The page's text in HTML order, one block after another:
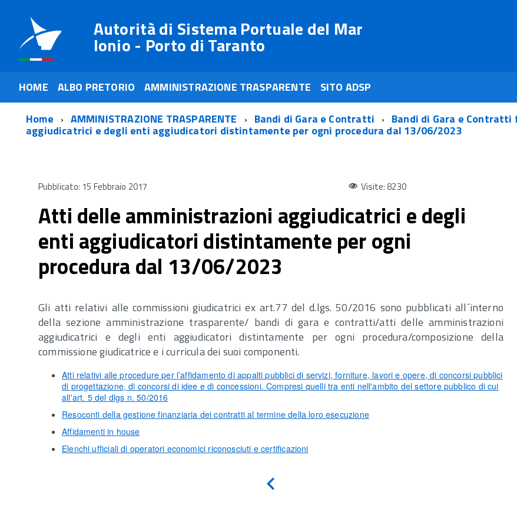
Autorità di Sistema Portuale del Mar
Ionio - Porto di Taranto
HOME ALBO PRETORIO AMMINISTRAZIONE TRASPARENTE
SITO ADSP
Home
AMMINISTRAZIONE TRASPARENTE Bandi di Gara e Contratti Bandi di Gara e Contratti
aggiudicatrici e degli enti aggiudicatori distintamente per ogni procedura dal 13/06/2023
Pubblicato: 15 Febbraio 2017 Visite: 8230
Atti delle amministrazioni aggiudicatrici e degli
enti aggiudicatori distintamente per ogni
procedura dal 13/06/2023
Gli atti relativi alle commissioni giudicatrici ex art.77 del d.lgs. 50/2016 sono pubblicati all´interno
della sezione amministrazione trasparente/ bandi di gara e contratti/atti delle amministrazioni
aggiudicatrici e degli enti aggiudicatori distintamente per ogni procedura/composizione della
commissione giudicatrice e i curricula dei suoi componenti.
Atti relativi alle procedure per l’affidamento di appalti pubblici di servizi, forniture, lavori e opere, di concorsi pubblici
di progettazione, di concorsi di idee e di concessioni. Compresi quelli tra enti nell'ambito del settore pubblico di cui
all'art. 5 del dlgs n. 50/2016
Resoconti della gestione finanziaria dei contratti al termine della loro esecuzione
Affidamenti in house
Elenchi ufficiali di operatori economici riconosciuti e certificazioni